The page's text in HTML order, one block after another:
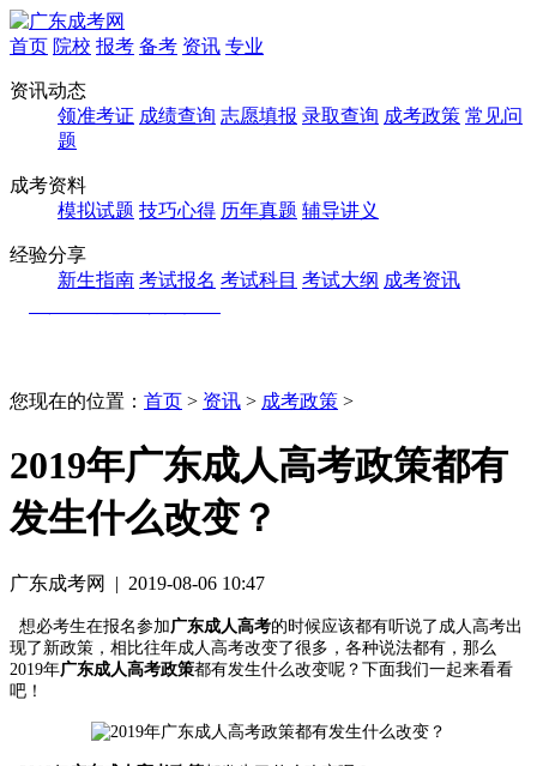
首页 院校 报考 备考 资讯 专业
资讯动态
领准考证 成绩查询 志愿填报 录取查询 成考政策 常见问
题
成考资料
模拟试题 技巧心得 历年真题 辅导讲义
经验分享
新生指南 考试报名 考试科目 考试大纲 成考资讯
您现在的位置： 首页 > 资讯 > 成考政策 >
2019年广东成人高考政策都有
发生什么改变？
广东成考网 | 2019-08-06 10:47
想必考生在报名参加广东成人高考的时候应该都有听说了成人高考出
现了新政策，相比往年成人高考改变了很多，各种说法都有，那么
2019年广东成人高考政策都有发生什么改变呢？下面我们一起来看看
吧！